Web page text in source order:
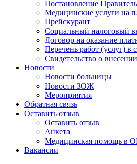
Постановление
Медицинские услуги на
Прейскурант
Социальный налоговый
Договор на оказание
Перечень работ (услуг) в
Свидетельство о
Новости
Новости больницы
Новости ЗОЖ
Мероприятия
Обратная связь
Оставить отзыв
Оставить отзыв
Анкета
Медицинская помощь в
Вакансии